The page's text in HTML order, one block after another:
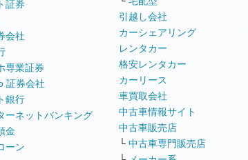
証券
会社
専業証券
証券会社
銀行
ーネットバンキング
金
ーン
引越し会社
カーシェアリング
レンタカー
格安レンタカー
カーリース
車買取会社
中古車情報サイト
中古車販売店
└ 中古車専門販売店